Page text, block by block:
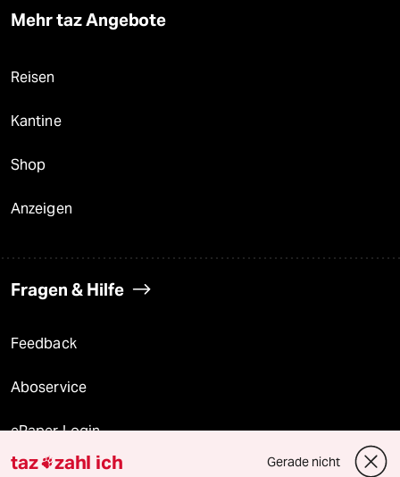
Mehr taz Angebote
Reisen
Kantine
Shop
Anzeigen
Fragen & Hilfe
Feedback
Aboservice
ePaper Login
taz zahl ich Gerade nicht